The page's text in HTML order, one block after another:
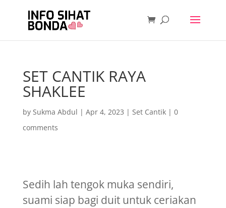
SET CANTIK RAYA
SHAKLEE
by Sukma Abdul | Apr 4, 2023 | Set Cantik| 0
comments
Sedih lah tengok muka sendiri,
suami siap bagi duit untuk ceriakan